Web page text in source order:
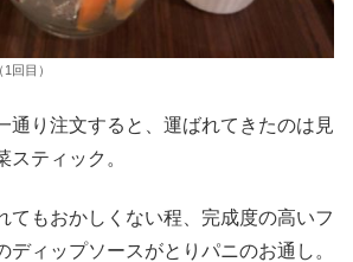
回目）
通り注文すると、運ばれてきたのは見
スティック。
てもおかしくない程、完成度の高いフ
ディップソースがとりパニのお通し。